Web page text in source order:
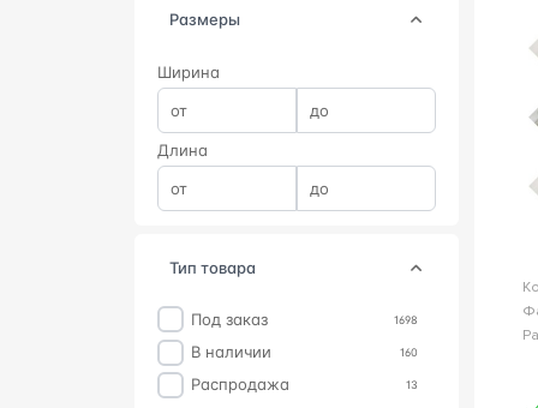
Размеры
Ширина
Длина
тип товара
Под заказ 1698
В наличии 160
Распродажа 13